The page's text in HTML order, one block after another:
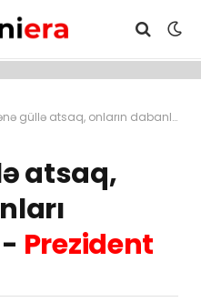
atsaq, onların dabanları parlayacaq” – Prezident
atsaq,
Prezident